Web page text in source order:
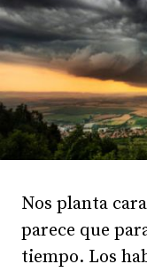
Nos planta
parece que
tiempo. Los